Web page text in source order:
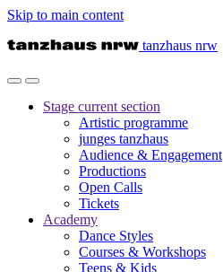
Skip to main content
tanzhaus nrw
Stage current section
Artistic programme
junges tanzhaus
Audience & Engagement
Productions
Open Calls
Tickets
Academy
Dance Styles
Courses & Workshops
Teens & Kids